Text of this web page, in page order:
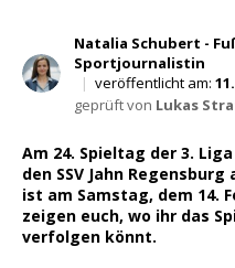
Natalia Schubert -
Sportjournalistin
| veröffentlicht am:
geprüft von Lukas
Am 24. Spieltag der 3.
den SSV Jahn
ist am Samstag, dem 14.
zeigen euch, wo ihr das
verfolgen könnt.